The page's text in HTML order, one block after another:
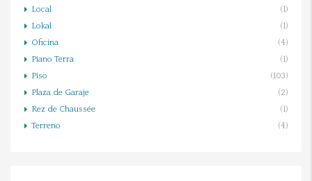
Local
(1)
Lokal
(1)
Oficina
(4)
Piano Terra
(1)
Piso
(103)
Plaza de Garaje
(2)
Rez de Chaussée
(1)
Terreno
(4)